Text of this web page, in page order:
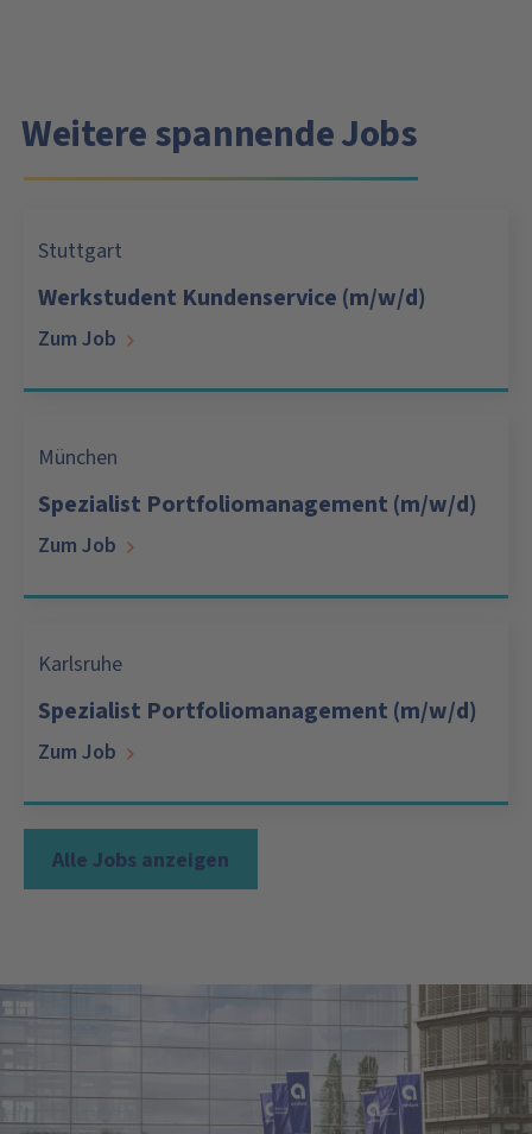
Weitere spannende Jobs
Stuttgart
Werkstudent Kundenservice (m/w/d)
Zum Job
München
Spezialist Portfoliomanagement (m/w/d)
Zum Job
Karlsruhe
Spezialist Portfoliomanagement (m/w/d)
Zum Job
Alle Jobs anzeigen